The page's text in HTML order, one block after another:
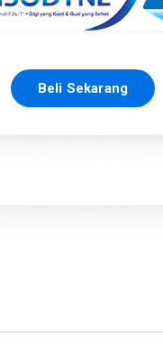
Beli Sekarang